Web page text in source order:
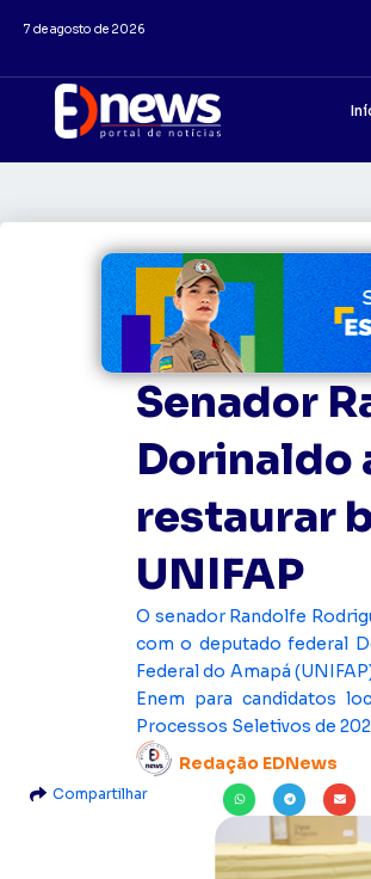
7 de agosto de 2026
Senador
Dorinaldo
restaurar
UNIFAP
O senador Randolfe
com o deputado federal
Federal do Amapá
Enem para candidatos
Processos Seletivos de
Redação EDNews
Compartilhar